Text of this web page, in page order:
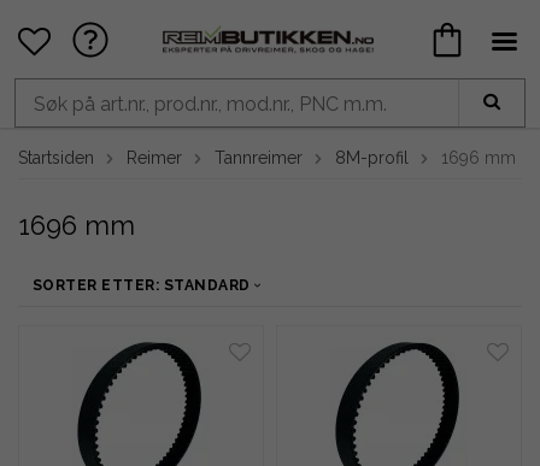
Startsiden Reimer Tannreimer 8M-profil 1696 mm
1696 mm
SORTER ETTER: STANDARD